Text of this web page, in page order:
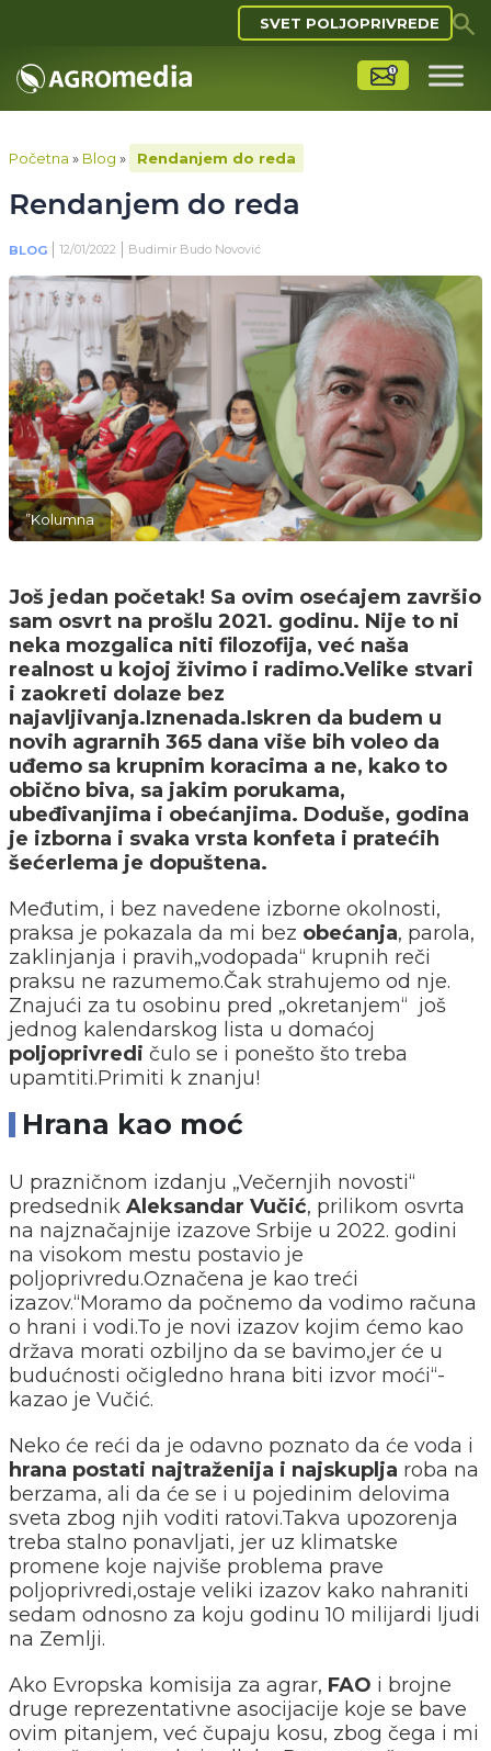
SVET POLJOPRIVREDE
Početna » Blog » Rendanjem do reda
Rendanjem do reda
BLOG 12/01/2022 Budimir Budo Novović
”Kolumna
Još jedan početak! Sa ovim osećajem završio
sam osvrt na prošlu 2021. godinu. Nije to ni
neka mozgalica niti filozofija, već naša
realnost u kojoj živimo i radimo.Velike stvari
i zaokreti dolaze bez
najavljivanja.Iznenada.Iskren da budem u
novih agrarnih 365 dana više bih voleo da
uđemo sa krupnim koracima a ne, kako to
obično biva, sa jakim porukama,
ubeđivanjima i obećanjima. Doduše, godina
je izborna i svaka vrsta konfeta i pratećih
šećerlema je dopuštena.
Međutim, i bez navedene izborne okolnosti,
praksa je pokazala da mi bez obećanja, parola,
zaklinjanja i pravih„vodopada“ krupnih reči
praksu ne razumemo.Čak strahujemo od nje.
Znajući za tu osobinu pred „okretanjem“ još
jednog kalendarskog lista u domaćoj
poljoprivredi čulo se i ponešto što treba
upamtiti.Primiti k znanju!
Hrana kao moć
U prazničnom izdanju „Večernjih novosti“
predsednik Aleksandar Vučić, prilikom osvrta
na najznačajnije izazove Srbije u 2022. godini
na visokom mestu postavio je
poljoprivredu.Označena je kao treći
izazov.“Moramo da počnemo da vodimo računa
o hrani i vodi.To je novi izazov kojim ćemo kao
država morati ozbiljno da se bavimo,jer će u
budućnosti očigledno hrana biti izvor moći“-
kazao je Vučić.
Neko će reći da je odavno poznato da će voda i
hrana postati najtraženija i najskuplja roba na
berzama, ali da će se i u pojedinim delovima
sveta zbog njih voditi ratovi.Takva upozorenja
treba stalno ponavljati, jer uz klimatske
promene koje najviše problema prave
poljoprivredi,ostaje veliki izazov kako nahraniti
sedam odnosno za koju godinu 10 milijardi ljudi
na Zemlji.
Ako Evropska komisija za agrar, FAO i brojne
druge reprezentativne asocijacije koje se bave
ovim pitanjem, već čupaju kosu, zbog čega i mi